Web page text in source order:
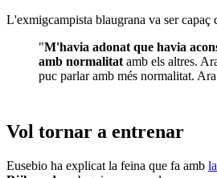
L'exmigcampista blaugrana va ser capaç
"M'havia adonat que havia
amb normalitat amb els altres.
puc parlar amb més normalitat.
Vol tornar a entrenar
Eusebio ha explicat la feina que fa amb